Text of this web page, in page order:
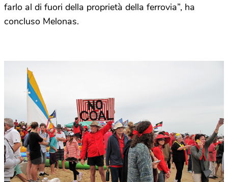
farlo al di fuori della proprietà della ferrovia”, ha
concluso Melonas.